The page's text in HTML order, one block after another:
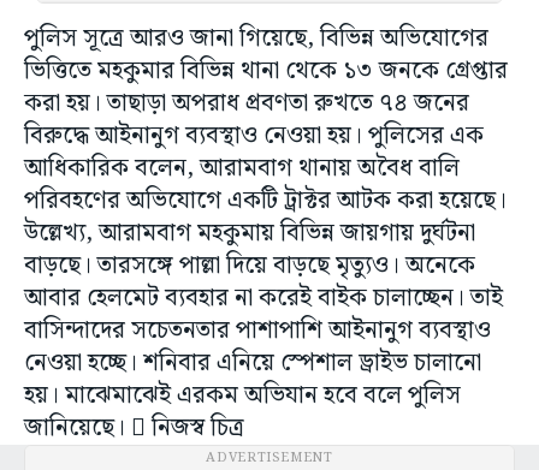
পুলিস সূত্রে আরও জানা গিয়েছে, বিভিন্ন অভিযোগের
ভিত্তিতে মহকুমার বিভিন্ন থানা থেকে ১৩ জনকে গ্রেপ্তার
করা হয়। তাছাড়া অপরাধ প্রবণতা রুখতে ৭৪ জনের
বিরুদ্ধে আইনানুগ ব্যবস্থাও নেওয়া হয়। পুলিসের এক
আধিকারিক বলেন, আরামবাগ থানায় অবৈধ বালি
পরিবহণের অভিযোগে একটি ট্রাক্টর আটক করা হয়েছে।
উল্লেখ্য, আরামবাগ মহকুমায় বিভিন্ন জায়গায় দুর্ঘটনা
বাড়ছে। তারসঙ্গে পাল্লা দিয়ে বাড়ছে মৃত্যুও। অনেকে
আবার হেলমেট ব্যবহার না করেই বাইক চালাচ্ছেন। তাই
বাসিন্দাদের সচেতনতার পাশাপাশি আইনানুগ ব্যবস্থাও
নেওয়া হচ্ছে। শনিবার এনিয়ে স্পেশাল ড্রাইভ চালানো
হয়। মাঝেমাঝেই এরকম অভিযান হবে বলে পুলিস
জানিয়েছে।  নিজস্ব চিত্র
ADVERTISEMENT